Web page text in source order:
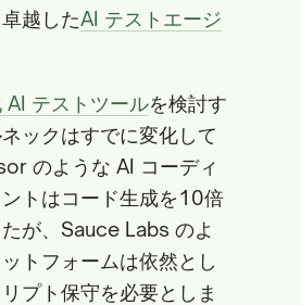
越したAI テストエージ
AI テストツールを検討す
ックはすでに変化して
のような AI コーディ
トはコード生成を10倍
が、Sauce Labs のよ
トフォームは依然とし
プト保守を必要としま